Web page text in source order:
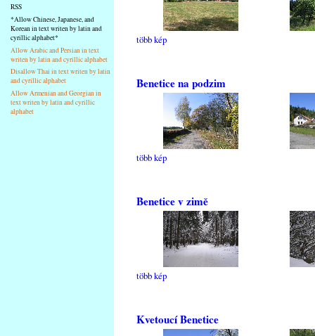
RSS
*Allow Chinese, Japanese, and
Korean in text writen by latin and
cyrillic alphabet*
Allow Arabic and Persian in text
writen by latin and cyrillic alphabet
Disallow Thai in text writen by latin
and cyrillic alphabet
Allow Armenian and Georgian in
text writen by latin and cyrillic
alphabet
több kép
Benetice na podzim
több kép
Benetice v zimě
több kép
Kvetoucí Benetice